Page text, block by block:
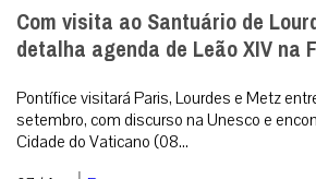
Com visita ao Santuário de
detalha agenda de Leão XIV na
Pontífice visitará Paris, Lourdes e Metz
setembro, com discurso na Unesco e
Cidade do Vaticano (08...